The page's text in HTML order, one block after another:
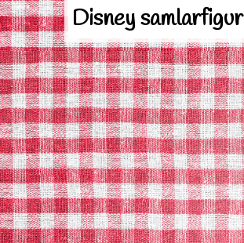
Disney samlarfigur